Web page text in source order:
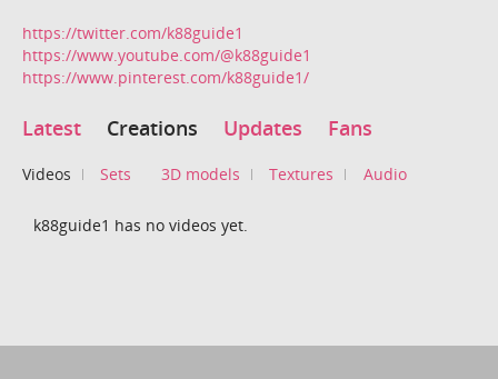
https://twitter.com/k88guide1
https://www.youtube.com/@k88guide1
https://www.pinterest.com/k88guide1/
Latest Creations Updates Fans
Videos Sets 3D models Textures Audio
k88guide1 has no videos yet.